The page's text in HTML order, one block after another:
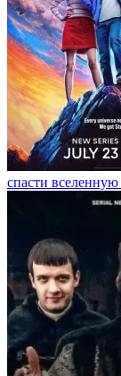
спасти вселенную